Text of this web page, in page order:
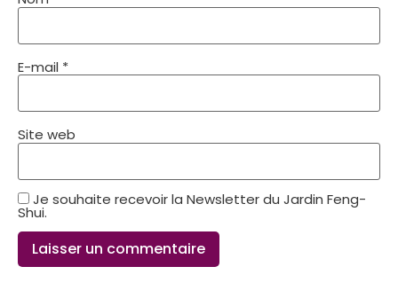
E-mail *
Site web
Je souhaite recevoir la Newsletter du Jardin Feng-
Shui.